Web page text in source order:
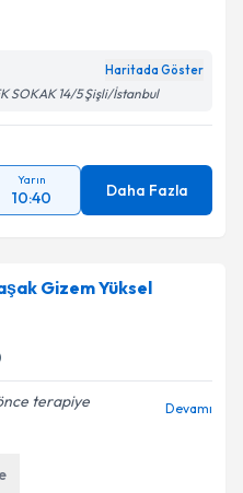
SOKAK 14/5 Şişli/İstanbul
Yarın
10:40 Daha Fazla
Gizem Yüksel
terapiye